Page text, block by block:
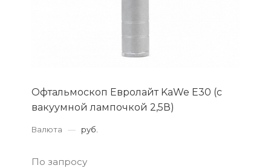
Офтальмоскоп Евролайт KaWe Е30 (с
вакуумной лампочкой 2,5В)
Валюта — руб.
По запросу